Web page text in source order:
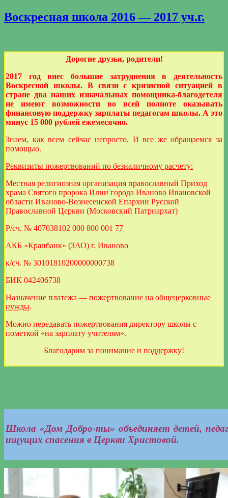
Воскресная школа 2016 — 2017 уч.г.
Дорогие друзья, родители!
2017 год внес большие затруднения в деятельность
Воскресной школы. В связи с кризисной ситуацией в
стране два наших изначальных помощника-благодетеля
не имеют возможности во всей полноте оказывать
финансовую поддержку зарплаты педагогам школы. А это
минус 15 000 рублей ежемесячно.
Знаем, как всем сейчас непросто. И все же обращаемся за
помощью.
Реквизиты пожертвований по безналичному расчету:
Местная религиозная организация православный Приход
храма Святого пророка Илии города Иваново Ивановской
области Иваново-Вознесенской Епархии Русской
Православной Церкви (Московский Патриархат)
Р/сч. № 407038102 000 800 001 77
АКБ «Кранбанк» (ЗАО) г. Иваново
к/сч. № 30101810200000000738
БИК 042406738
Назначение платежа — пожертвование на общецерковные
нужды.
Можно передавать пожертвования директору школы с
пометкой «на зарплату учителям».
Благодарим за понимание и поддержку!
Школа «Дом Добро-ты» объединяет детей,
ищущих спасения в Церкви Христовой.